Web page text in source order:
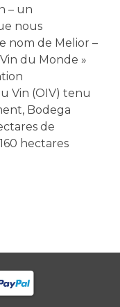
– un
nous
nom de Melior –
du Monde »
Vin (OIV) tenu
Bodega
de
hectares